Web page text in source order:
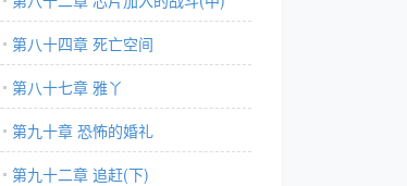
第八十四章 死亡空间
第八十七章 雅丫
第九十章 恐怖的婚礼
第九十二章 追赶(下)